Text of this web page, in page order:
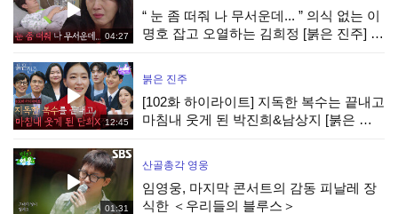
04:27
“ 눈 좀 떠줘 나 무서운데... ” 의식 없는 이
명호 잡고 오열하는 김희정 [붉은 진주] |
12:45
붉은 진주
[102화 하이라이트] 지독한 복수는 끝내고
마침내 웃게 된 박진희&남상지 [붉은 진
01:31
산골총각 영웅
임영웅, 마지막 콘서트의 감동 피날레 장
식한 ＜우리들의 블루스＞